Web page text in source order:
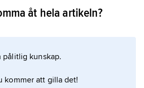
hyddor.
om artikeln
åt hela artikeln?
kunskap.
kommer att gilla det!